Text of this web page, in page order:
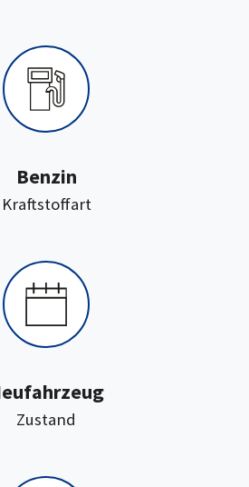
Kraftstoffart:
Benzin
Zustand